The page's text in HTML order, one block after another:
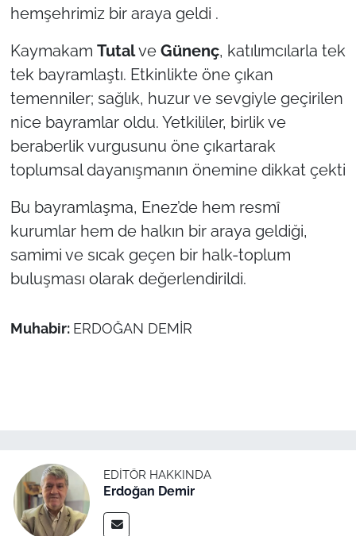
hemşehrimiz bir araya geldi .
Kaymakam Tutalve Günenç, katılımcılarla tek
tek bayramlaştı. Etkinlikte öne çıkan
temenniler; sağlık, huzur ve sevgiyle geçirilen
nice bayramlar oldu. Yetkililer, birlik ve
beraberlik vurgusunu öne çıkartarak
toplumsal dayanışmanın önemine dikkat çekti
Bu bayramlaşma, Enez’de hem resmî
kurumlar hem de halkın bir araya geldiği,
samimi ve sıcak geçen bir halk-toplum
buluşması olarak değerlendirildi.
Muhabir: ERDOĞAN DEMİR
EDITÖR HAKKINDA
Erdoğan Demir
Politika
Flaş Haber
Dış Haberler
Magazin
Bilim Teknoloji
English News